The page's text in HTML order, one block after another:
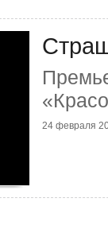
24 февраля